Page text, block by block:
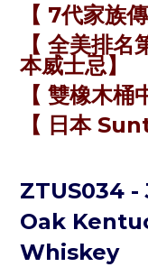
【 7代家族
【 全美排名
本威士忌】
【 雙橡木桶
【 日本
ZTUS034 -
Oak
Whiskey